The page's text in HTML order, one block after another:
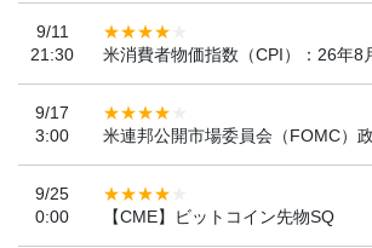
9/11
21:30
米消費者物価指数（CPI）：26年8
9/17
3:00
米連邦公開市場委員会（FOMC）
9/25
0:00
【CME】ビットコイン先物SQ